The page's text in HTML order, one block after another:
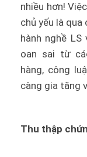
nhiều hơn!
chủ yếu là
hành nghề LS
oan sai từ
hàng, công
càng gia tăng
Thu thập